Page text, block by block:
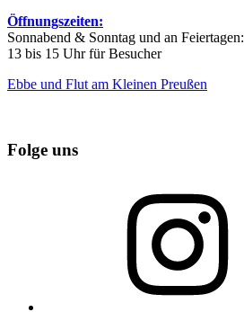
Öffnungszeiten:
Sonnabend & Sonntag und an Feiertagen:
13 bis 15 Uhr für Besucher
Ebbe und Flut am Kleinen Preußen
Folge uns